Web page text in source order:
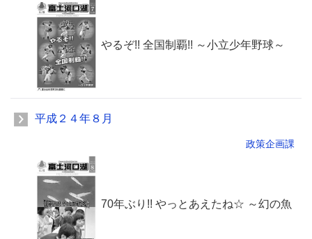
やるぞ!! 全国制覇!! ～小立少年野球～
平成２４年８月
政策企画課
70年ぶり!! やっとあえたね☆ ～幻の魚